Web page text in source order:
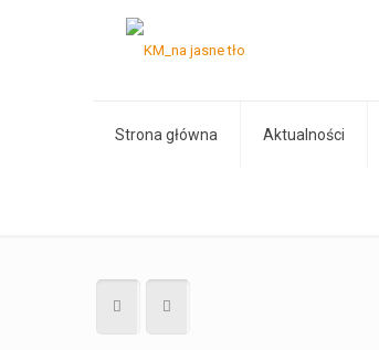
Strona główna Aktualności